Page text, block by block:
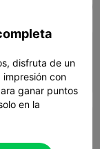
28.12g
disfruta de un
con
ganar puntos
en la